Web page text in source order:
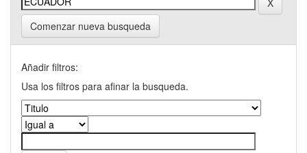
Comenzar nueva busqueda
Añadir filtros:
Usa los filtros para afinar la busqueda.